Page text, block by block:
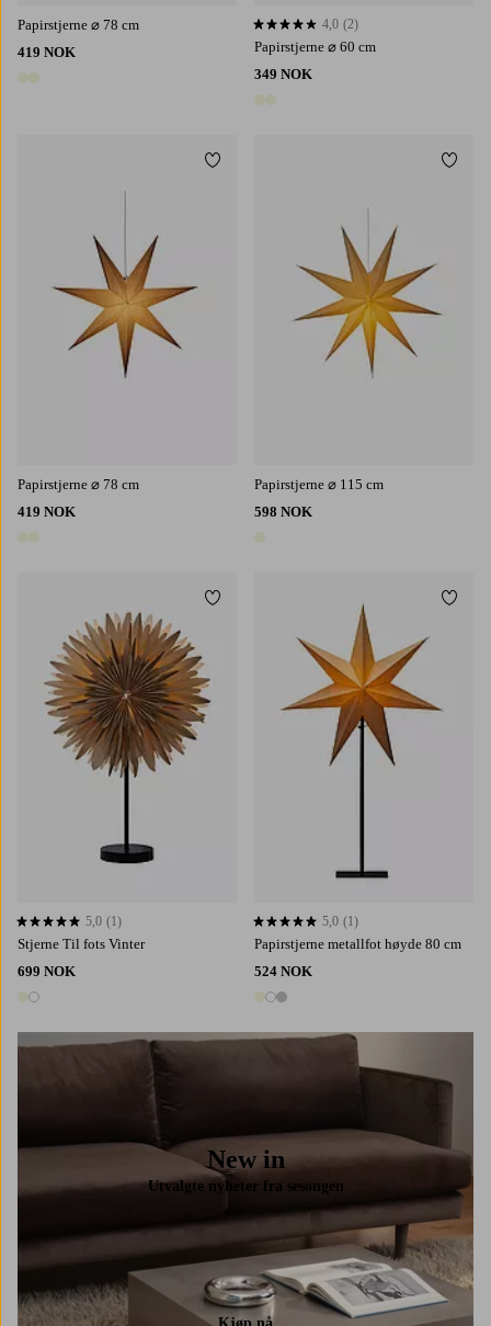
Papirstjerne ⌀ 78 cm
419 NOK
Papirstjerne ⌀ 60 cm
349 NOK
4,0 basert på 2 karaktergivninger
4,0 (2)
Papirstjerne ⌀ 78 cm
419 NOK
Legg til favoritter
Papirstjerne ⌀ 115 cm
598 NOK
Legg
Stjerne Til fots Vinter
699 NOK
2 farger
5,0 basert på 1 karaktergivninger
5,0 (1)
Legg til favoritter
Papirstjerne metallfot høyde 80 cm
524 NOK
3 farger
5,0 basert på 1 karaktergivninger
5,0 (1)
Legg
New in
Utvalgte nyheter fra sesongen